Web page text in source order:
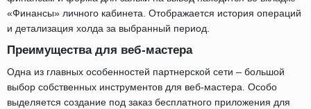
«Финансы» личного кабинета. Отображается история операций
и детализация холда за выбранный период.
Преимущества для веб-мастера
Одна из главных особенностей партнерской сети – большой
выбор собственных инструментов для веб-мастера. Особо
выделяется создание под заказ бесплатного приложения для